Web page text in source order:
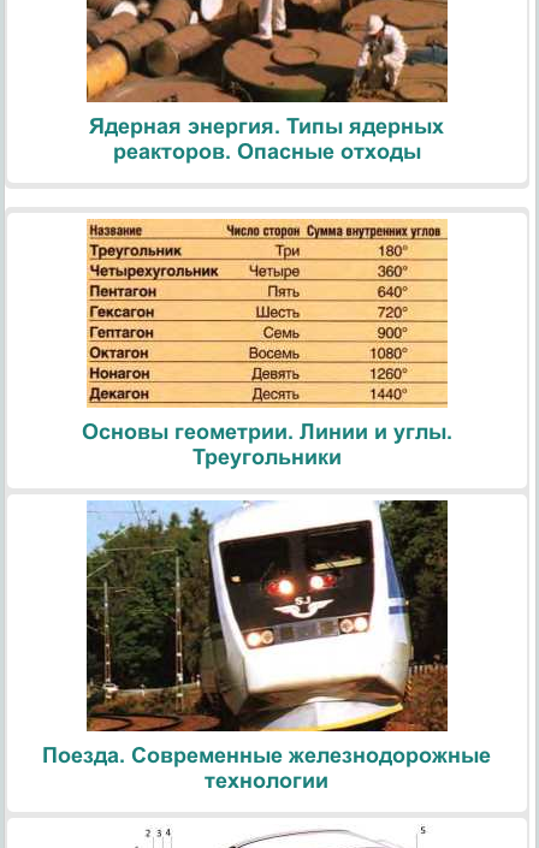
Ядерная энергия. Типы ядерных
реакторов. Опасные отходы
Основы геометрии. Линии и углы.
Треугольники
Поезда. Современные железнодорожные
технологии